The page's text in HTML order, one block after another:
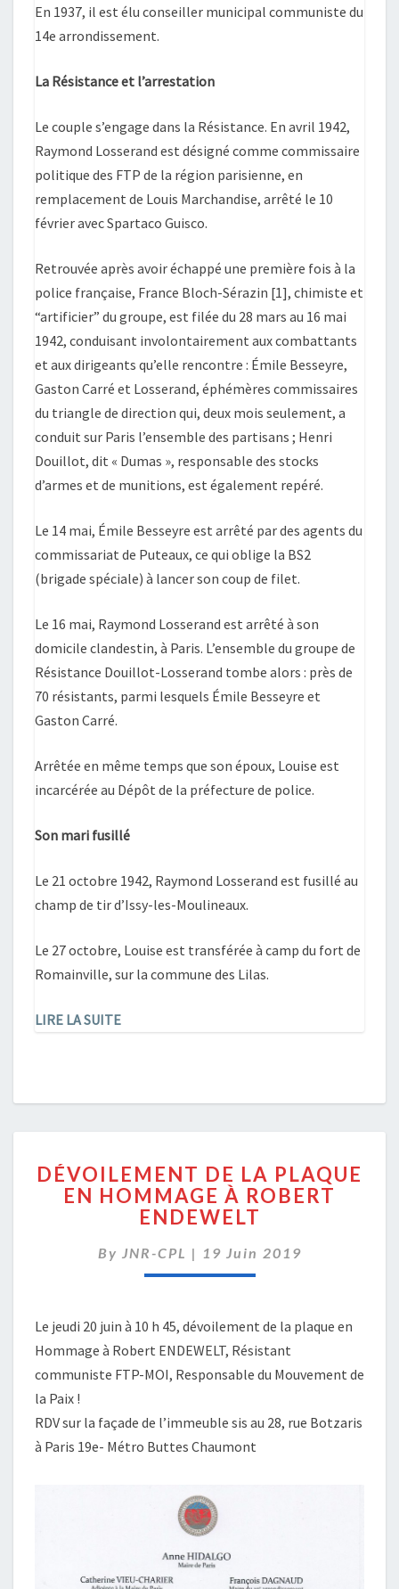
En 1937, il est élu conseiller municipal communiste du
14e arrondissement.
La Résistance et l’arrestation
Le couple s’engage dans la Résistance. En avril 1942,
Raymond Losserand est désigné comme commissaire
politique des FTP de la région parisienne, en
remplacement de Louis Marchandise, arrêté le 10
février avec Spartaco Guisco.
Retrouvée après avoir échappé une première fois à la
police française, France Bloch-Sérazin [1], chimiste et
“artificier” du groupe, est filée du 28 mars au 16 mai
1942, conduisant involontairement aux combattants
et aux dirigeants qu’elle rencontre : Émile Besseyre,
Gaston Carré et Losserand, éphémères commissaires
du triangle de direction qui, deux mois seulement, a
conduit sur Paris l’ensemble des partisans ; Henri
Douillot, dit « Dumas », responsable des stocks
d’armes et de munitions, est également repéré.
Le 14 mai, Émile Besseyre est arrêté par des agents du
commissariat de Puteaux, ce qui oblige la BS2
(brigade spéciale) à lancer son coup de filet.
Le 16 mai, Raymond Losserand est arrêté à son
domicile clandestin, à Paris. L’ensemble du groupe de
Résistance Douillot-Losserand tombe alors : près de
70 résistants, parmi lesquels Émile Besseyre et
Gaston Carré.
Arrêtée en même temps que son époux, Louise est
incarcérée au Dépôt de la préfecture de police.
Son mari fusillé
Le 21 octobre 1942, Raymond Losserand est fusillé au
champ de tir d’Issy-les-Moulineaux.
Le 27 octobre, Louise est transférée à camp du fort de
Romainville, sur la commune des Lilas.
LIRE LA SUITE
DE
LA
PLAQUE
HOMMAGE
À
DÉVOILEMENT DE LA PLAQUE
EN HOMMAGE À ROBERT
ENDEWELT
By JNR-CPL | 19 Juin 2019
Le jeudi 20 juin à 10 h 45, dévoilement de la plaque en
Hommage à Robert ENDEWELT, Résistant
communiste FTP-MOI, Responsable du Mouvement de
la Paix !
RDV sur la façade de l’immeuble sis au 28, rue Botzaris
à Paris 19e- Métro Buttes Chaumont